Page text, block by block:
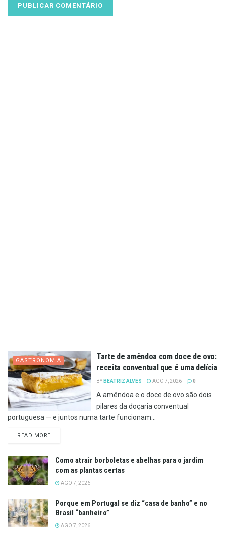
GASTRONOMIA
Tarte de amêndoa com doce de ovo:
receita conventual que é uma delícia
BY BEATRIZ ALVES AGO 7, 2026 0
A amêndoa e o doce de ovo são dois
pilares da doçaria conventual
portuguesa — e juntos numa tarte funcionam...
READ MOREDETAILS
Como atrair borboletas e abelhas para o jardim
com as plantas certas
AGO 7, 2026
Porque em Portugal se diz “casa de banho” e no
Brasil “banheiro”
AGO 7, 2026